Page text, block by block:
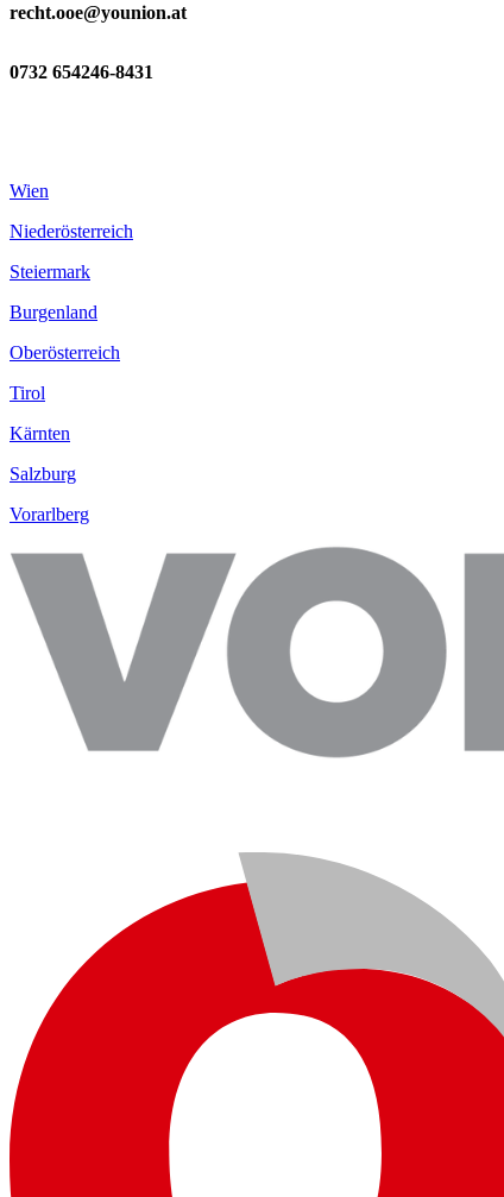
recht.ooe@younion.at
0732 654246-8431
Wien
Niederösterreich
Steiermark
Burgenland
Oberösterreich
Tirol
Kärnten
Salzburg
Vorarlberg